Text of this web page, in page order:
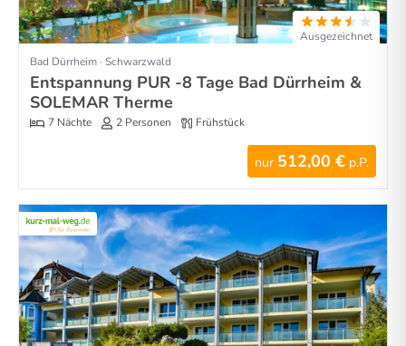
Ausgezeichnet
Bad Dürrheim · Schwarzwald
Entspannung PUR -8 Tage Bad Dürrheim &
SOLEMAR Therme
7 Nächte 2 Personen Frühstück
nur 512,00 € p.P.